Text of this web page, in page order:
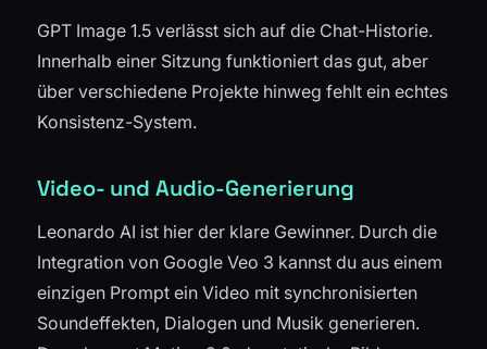
GPT Image 1.5 verlässt sich auf die Chat-Historie.
Innerhalb einer Sitzung funktioniert das gut, aber
über verschiedene Projekte hinweg fehlt ein echtes
Konsistenz-System.
Video- und Audio-Generierung
Leonardo AI ist hier der klare Gewinner. Durch die
Integration von Google Veo 3 kannst du aus einem
einzigen Prompt ein Video mit synchronisierten
Soundeffekten, Dialogen und Musik generieren.